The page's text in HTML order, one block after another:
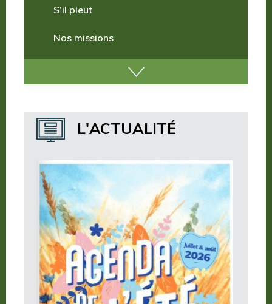
S’il pleut
Nos missions
Nos incontournables
Où dormir ?
L'ACTUALITÉ